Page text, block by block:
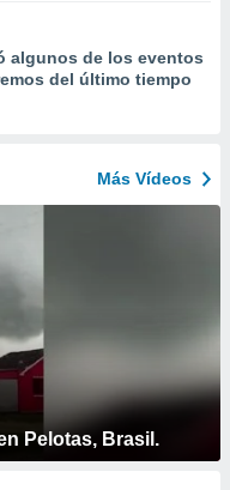
algunos de los eventos
del último tiempo
Más Vídeos
Pelotas, Brasil.